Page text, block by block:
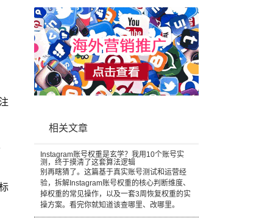
相关文章
Instagram账号权重是玄学？我用10个账号实
测，终于摸清了这套算法逻辑
别再瞎猜了。这篇基于真实账号测试和运营经
验，拆解Instagram账号权重的核心判断维度、
掉权重的常见操作，以及一套3周恢复权重的实
操方案。看完你就知道该查哪里、改哪里。